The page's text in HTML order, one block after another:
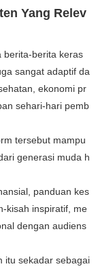
Yang Relev
berita-berita keras
sangat adaptif da
ekonomi pr
sehari-hari pemb
tersebut mampu
generasi muda h
panduan kes
kisah inspiratif, me
dengan audiens
itu sekadar sebagai